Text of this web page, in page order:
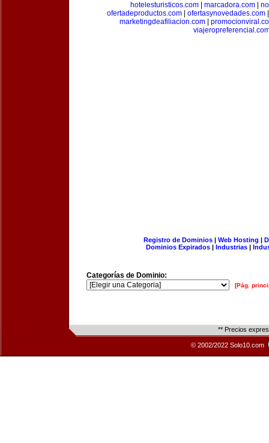
hotelesturisticos.com
marcadora.com
ofertadeproductos.com| ofertasynovedades.com
marketingdeafiliacion.com|
Registro de Dominios| Web Hosting |
Dominios Expirados | Industrias |
Categorías de Dominio:
[Pág.
** Precios
© 2002/2022 Solo10.com